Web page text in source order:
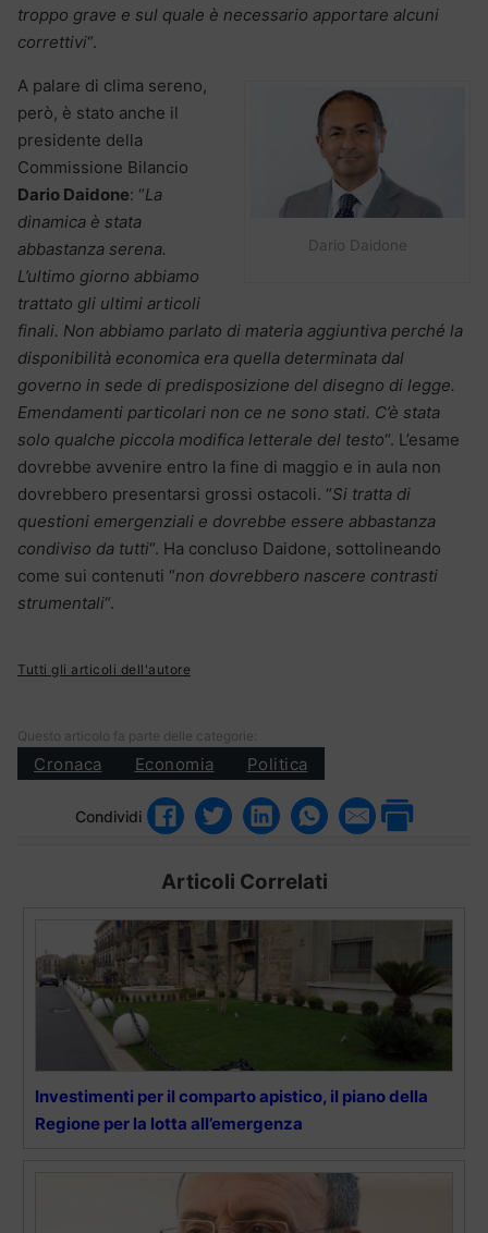
troppo grave e sul quale è necessario apportare alcuni
correttivi“.
Dario Daidone
A palare di clima sereno,
però, è stato anche il
presidente della
Commissione Bilancio
Dario Daidone: “La
dinamica è stata
abbastanza serena.
L’ultimo giorno abbiamo
trattato gli ultimi articoli
finali. Non abbiamo parlato di materia aggiuntiva perché la
disponibilità economica era quella determinata dal
governo in sede di predisposizione del disegno di legge.
Emendamenti particolari non ce ne sono stati. C’è stata
solo qualche piccola modifica letterale del testo“. L’esame
dovrebbe avvenire entro la fine di maggio e in aula non
dovrebbero presentarsi grossi ostacoli. “Si tratta di
questioni emergenziali e dovrebbe essere abbastanza
condiviso da tutti“. Ha concluso Daidone, sottolineando
come sui contenuti “non dovrebbero nascere contrasti
strumentali“.
Tutti gli articoli dell'autore
Questo articolo fa parte delle categorie:
Cronaca Economia Politica
Condividi
Articoli Correlati
Investimenti per il comparto apistico, il piano della
Regione per la lotta all’emergenza